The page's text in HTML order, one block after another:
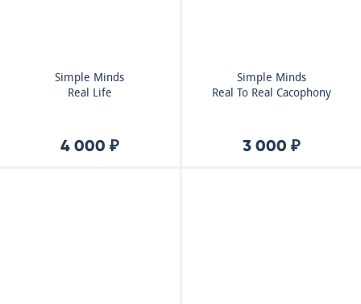
Simple Minds
Real Life
4 000 ₽
Simple Minds
Real To Real Cacophony
3 000 ₽